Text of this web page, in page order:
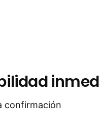
confirmación